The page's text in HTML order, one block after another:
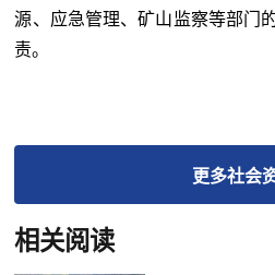
源、应急管理、矿山监察等部门
责。
更多社会
相关阅读